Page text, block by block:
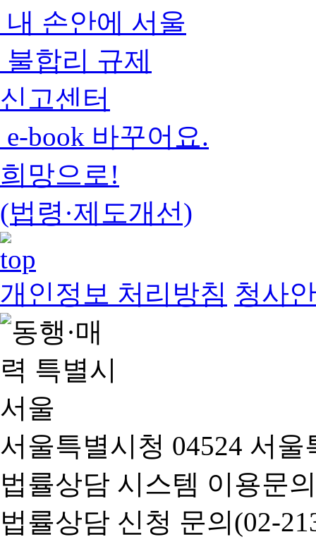
내 손안에 서울
불합리 규제
신고센터
e-book 바꾸어요.
희망으로!
(법령·제도개선)
개인정보 처리방침 청사
서울특별시청 04524 서
법률상담 시스템 이용문
법률상담 신청 문의(02-